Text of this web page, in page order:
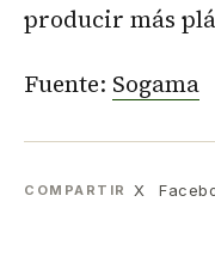
producir más
Fuente: Sogama
COMPARTIR X